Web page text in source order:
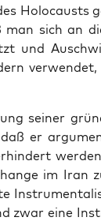
Holo­causts
man sich an
und
sei­ner
er
im Iran
zwar eine